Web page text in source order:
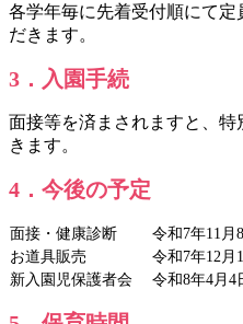
各学年毎に先着受付順にて
だきます。
3．入園手続
面接等を済まされますと、
きます。
4．今後の予定
面接・健康診断
令和7年11月
お道具販売
令和7年12月
新入園児保護者会
令和8年4月4